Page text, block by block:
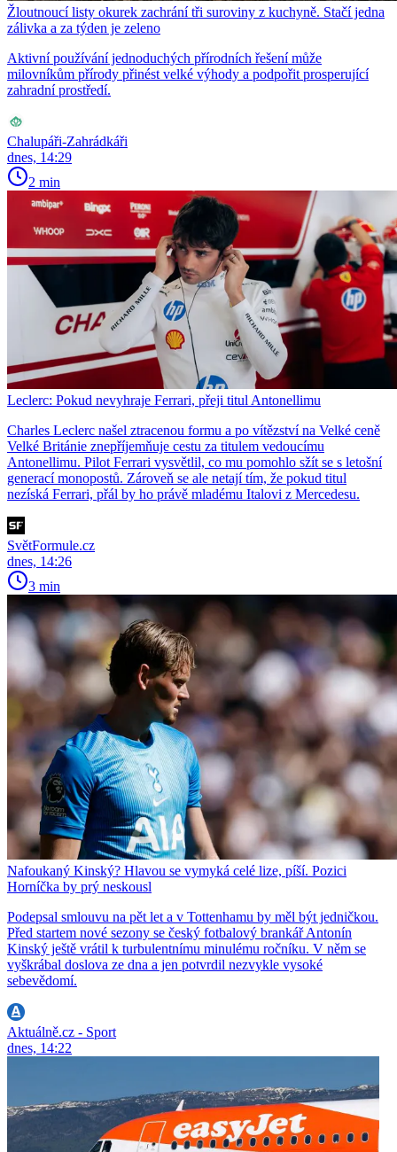
Žloutnoucí listy okurek zachrání tři suroviny z kuchyně. Stačí jedna
zálivka a za týden je zeleno
Aktivní používání jednoduchých přírodních řešení může
milovníkům přírody přinést velké výhody a podpořit prosperující
zahradní prostředí.
Chalupáři-Zahrádkáři
dnes, 14:29
2 min
Leclerc: Pokud nevyhraje Ferrari, přeji titul Antonellimu
Charles Leclerc našel ztracenou formu a po vítězství na Velké ceně
Velké Británie znepříjemňuje cestu za titulem vedoucímu
Antonellimu. Pilot Ferrari vysvětlil, co mu pomohlo sžít se s letošní
generací monopostů. Zároveň se ale netají tím, že pokud titul
nezíská Ferrari, přál by ho právě mladému Italovi z Mercedesu.
SvětFormule.cz
dnes, 14:26
3 min
Nafoukaný Kinský? Hlavou se vymyká celé lize, píší. Pozici
Horníčka by prý neskousl
Podepsal smlouvu na pět let a v Tottenhamu by měl být jedničkou.
Před startem nové sezony se český fotbalový brankář Antonín
Kinský ještě vrátil k turbulentnímu minulému ročníku. V něm se
vyškrábal doslova ze dna a jen potvrdil nezvykle vysoké
sebevědomí.
Aktuálně.cz - Sport
dnes, 14:22